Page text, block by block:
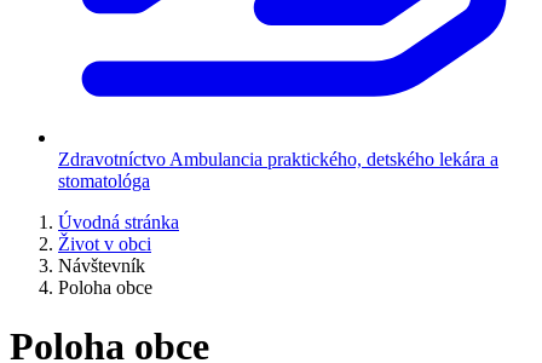
Zdravotníctvo Ambulancia praktického, detského lekára a
stomatológa
Úvodná stránka
Život v obci
Návštevník
Poloha obce
Poloha obce